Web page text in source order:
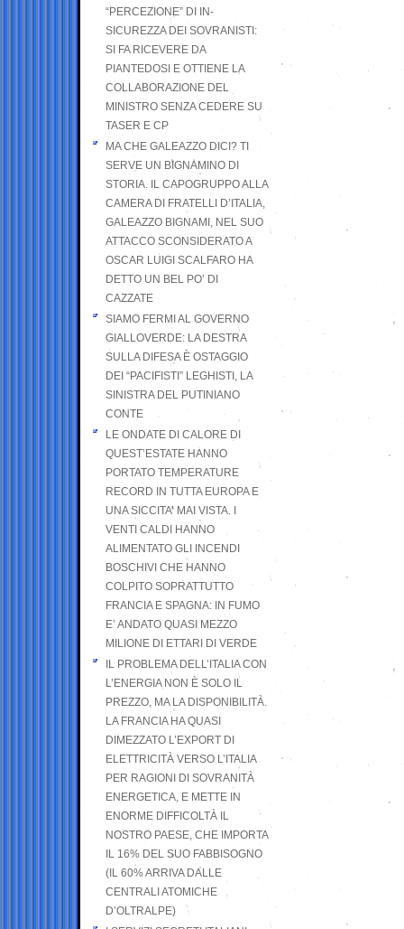
“PERCEZIONE” DI IN-
SICUREZZA DEI SOVRANISTI:
SI FA RICEVERE DA
PIANTEDOSI E OTTIENE LA
COLLABORAZIONE DEL
MINISTRO SENZA CEDERE SU
TASER E CP
MA CHE GALEAZZO DICI? TI
SERVE UN BIGNAMINO DI
STORIA. IL CAPOGRUPPO ALLA
CAMERA DI FRATELLI D’ITALIA,
GALEAZZO BIGNAMI, NEL SUO
ATTACCO SCONSIDERATO A
OSCAR LUIGI SCALFARO HA
DETTO UN BEL PO’ DI
CAZZATE
SIAMO FERMI AL GOVERNO
GIALLOVERDE: LA DESTRA
SULLA DIFESA È OSTAGGIO
DEI “PACIFISTI” LEGHISTI, LA
SINISTRA DEL PUTINIANO
CONTE
LE ONDATE DI CALORE DI
QUEST’ESTATE HANNO
PORTATO TEMPERATURE
RECORD IN TUTTA EUROPA E
UNA SICCITA’ MAI VISTA. I
VENTI CALDI HANNO
ALIMENTATO GLI INCENDI
BOSCHIVI CHE HANNO
COLPITO SOPRATTUTTO
FRANCIA E SPAGNA: IN FUMO
E’ ANDATO QUASI MEZZO
MILIONE DI ETTARI DI VERDE
IL PROBLEMA DELL’ITALIA CON
L’ENERGIA NON È SOLO IL
PREZZO, MA LA DISPONIBILITÀ.
LA FRANCIA HA QUASI
DIMEZZATO L’EXPORT DI
ELETTRICITÀ VERSO L’ITALIA
PER RAGIONI DI SOVRANITÀ
ENERGETICA, E METTE IN
ENORME DIFFICOLTÀ IL
NOSTRO PAESE, CHE IMPORTA
IL 16% DEL SUO FABBISOGNO
(IL 60% ARRIVA DALLE
CENTRALI ATOMICHE
D’OLTRALPE)